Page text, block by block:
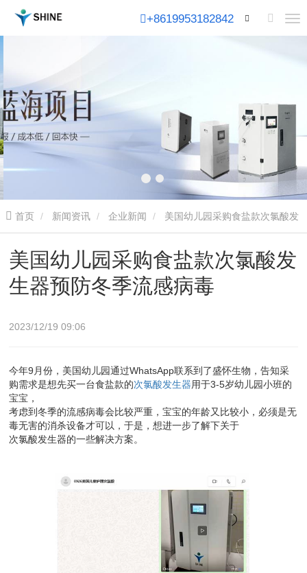
+8619953182842
首页 新闻资讯 企业新闻
生器预防冬季流感病毒
美国幼儿园采购食盐款次氯酸发
生器预防冬季流感病毒
2023/12/19 09:06
今年9月份，美国幼儿园通过WhatsApp联系到了盛怀生物，告知采
购需求是想先买一台食盐款的次氯酸发生器用于3-5岁幼儿园小班的
宝宝，
考虑到冬季的流感病毒会比较严重，宝宝的年龄又比较小，必须是无
毒无害的消杀设备才可以，于是，想进一步了解下关于
次氯酸发生器的一些解决方案。